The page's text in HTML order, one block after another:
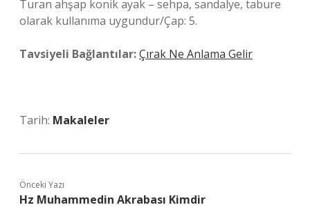
Turan ahşap konik ayak – sehpa, sandalye, tabure
olarak kullanıma uygundur/Çap: 5.
Tavsiyeli Bağlantılar:Çırak Ne Anlama Gelir
Tarih: Makaleler
Önceki Yazı
Hz Muhammedin Akrabası Kimdir